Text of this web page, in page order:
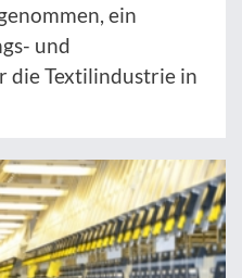
ein
und
die Textilindustrie in